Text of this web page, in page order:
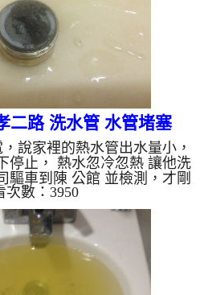
二路 洗水管 水管堵塞
說家裡的熱水管出水量小，
停止， 熱水忽冷忽熱 讓他洗
驅車到陳 公館 並檢測，才剛
現裡面有異物，如下圖，本公
，開始 清洗水管 ，水龍頭就
流理臺內還留有一粒粒異物，
看了都覺得噁心， 水管清洗
變大， 陳先生可痛快的洗澡
洗, 洗水管, 熱水管堵塞, 熱水
洗管路, 清管路 ...
次數：3950